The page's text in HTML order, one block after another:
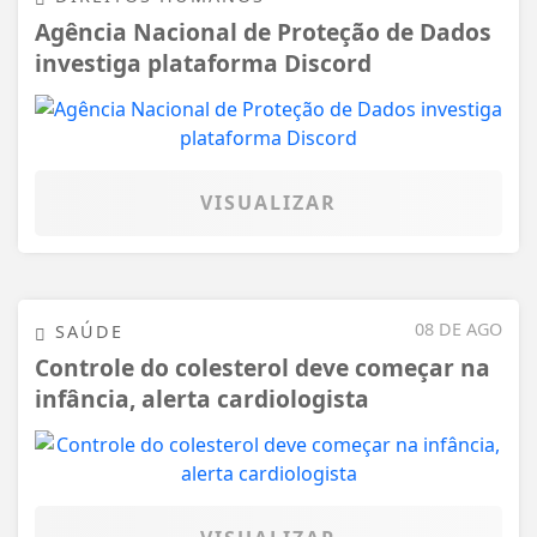
Agência Nacional de Proteção de Dados
investiga plataforma Discord
VISUALIZAR
08 DE AGO
SAÚDE
Controle do colesterol deve começar na
infância, alerta cardiologista
VISUALIZAR